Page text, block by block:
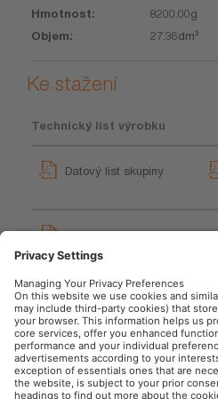
8200.00g
27.36dm³
Ke stažení
Technický list výrobku
Datový list skupiny
TYREinflate OTI830 Large
Vehicle Digital Tyre Inflator
12V DC
User instruction
OSRAM Automotive na sociální síti